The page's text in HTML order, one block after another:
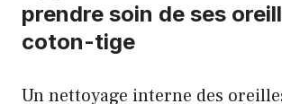
prendre soin de ses
coton-tige
Un nettoyage interne des